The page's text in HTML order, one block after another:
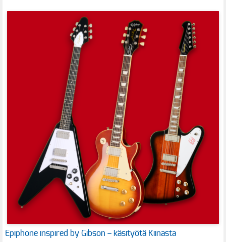
Epiphone inspired by Gibson – käsityötä Kiinasta